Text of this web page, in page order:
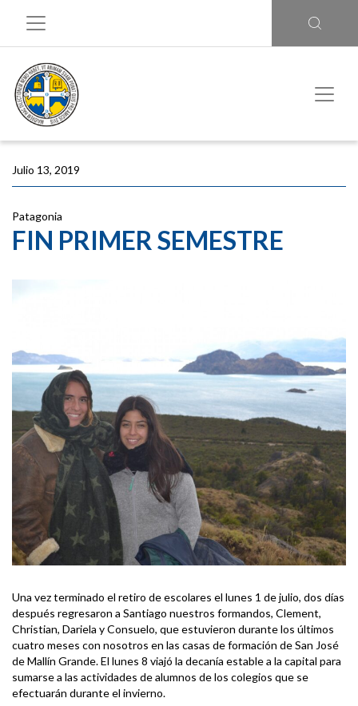
Julio 13, 2019
Patagonia
FIN PRIMER SEMESTRE
Una vez terminado el retiro de escolares el lunes 1 de julio, dos días
después regresaron a Santiago nuestros formandos, Clement,
Christian, Dariela y Consuelo, que estuvieron durante los últimos
cuatro meses con nosotros en las casas de formación de San José
de Mallín Grande. El lunes 8 viajó la decanía estable a la capital para
sumarse a las actividades de alumnos de los colegios que se
efectuarán durante el invierno.